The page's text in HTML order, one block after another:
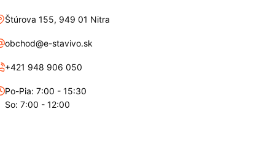
Štúrova 155, 949 01 Nitra
obchod@e-stavivo.sk
+421 948 906 050
Po-Pia: 7:00 - 15:30
So: 7:00 - 12:00